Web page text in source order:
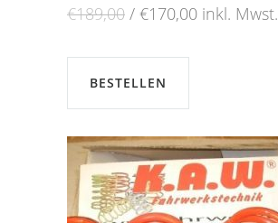
€189,00Ursprünglicher
€189,00
€170,00Aktueller
inkl. Mwst.
BESTELLEN